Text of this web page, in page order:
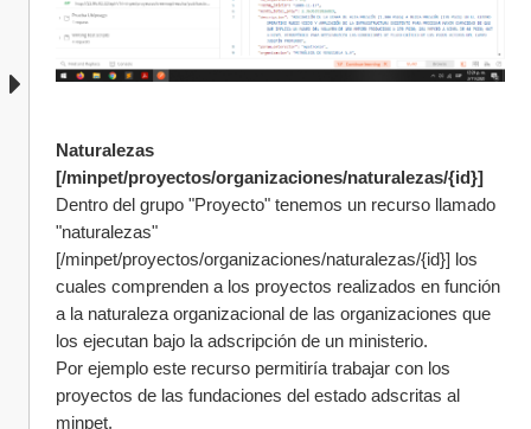
Naturalezas
[/minpet/proyectos/organizaciones/naturalezas/{id}]
Dentro del grupo "Proyecto" tenemos un recurso llamado
"naturalezas"
[/minpet/proyectos/organizaciones/naturalezas/{id}] los
cuales comprenden a los proyectos realizados en función
a la naturaleza organizacional de las organizaciones que
los ejecutan bajo la adscripción de un ministerio.
Por ejemplo este recurso permitiría trabajar con los
proyectos de las fundaciones del estado adscritas al
minpet.